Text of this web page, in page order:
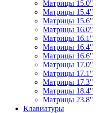
Матрицы 15.0"
Матрицы 15.4"
Матрицы 15.6"
Матрицы 16.0"
Матрицы 16.1"
Матрицы 16.4"
Матрицы 16.6"
Матрицы 17.0"
Матрицы 17.1"
Матрицы 17.3"
Матрицы 18.4"
Матрицы 23.8"
Клавиатуры